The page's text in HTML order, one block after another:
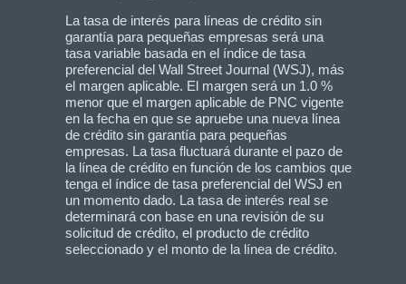
La tasa de interés para líneas de crédito sin
garantía para pequeñas empresas será una
tasa variable basada en el índice de tasa
preferencial del Wall Street Journal (WSJ), más
el margen aplicable. El margen será un 1.0 %
menor que el margen aplicable de PNC vigente
en la fecha en que se apruebe una nueva línea
de crédito sin garantía para pequeñas
empresas. La tasa fluctuará durante el pazo de
la línea de crédito en función de los cambios que
tenga el índice de tasa preferencial del WSJ en
un momento dado. La tasa de interés real se
determinará con base en una revisión de su
solicitud de crédito, el producto de crédito
seleccionado y el monto de la línea de crédito.